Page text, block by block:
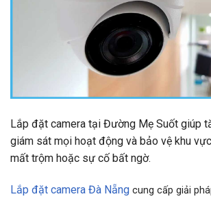
Lắp đặt camera tại Đường Mẹ Suốt giúp
giám sát mọi hoạt động và bảo vệ khu
mất trộm hoặc sự cố bất ngờ.
Lắp đặt camera Đà Nẵng cung cấp giải